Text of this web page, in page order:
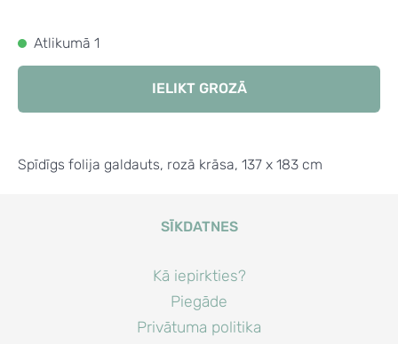
Atlikumā 1
IELIKT GROZĀ
Spīdīgs folija galdauts, rozā krāsa, 137 x 183 cm
SĪKDATNES
Kā iepirkties?
Piegāde
Privātuma politika